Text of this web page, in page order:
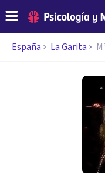
España La Garita